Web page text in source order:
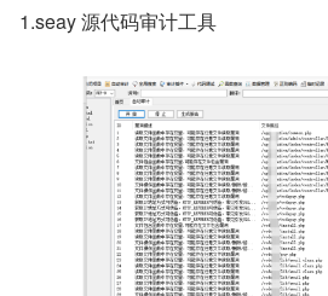
1.seay 源代码审计工具